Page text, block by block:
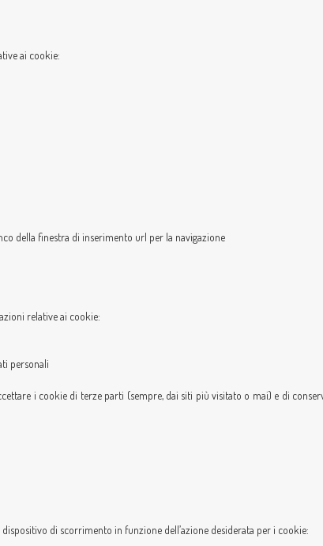
ai cookie:
della finestra di inserimento url per la navigazione
relative ai cookie:
personali
i cookie di terze parti (sempre, dai siti più visitato o mai) e di
di scorrimento in funzione dell’azione desiderata per i cookie: